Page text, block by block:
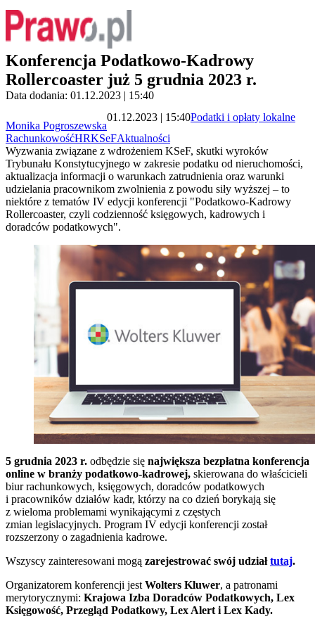
Konferencja Podatkowo-Kadrowy
Rollercoaster już 5 grudnia 2023 r.
Data dodania: 01.12.2023 | 15:40
Monika Pogroszewska
01.12.2023 | 15:40Podatki i opłaty lokalne
RachunkowośćHRKSeFAktualności
Wyzwania związane z wdrożeniem KSeF, skutki wyroków
Trybunału Konstytucyjnego w zakresie podatku od nieruchomości,
aktualizacja informacji o warunkach zatrudnienia oraz warunki
udzielania pracownikom zwolnienia z powodu siły wyższej – to
niektóre z tematów IV edycji konferencji "Podatkowo-Kadrowy
Rollercoaster, czyli codzienność księgowych, kadrowych i
doradców podatkowych".
5 grudnia 2023 r. odbędzie się największa bezpłatna konferencja
online w branży podatkowo-kadrowej, skierowana do właścicieli
biur rachunkowych, księgowych, doradców podatkowych
i pracowników działów kadr, którzy na co dzień borykają się
z wieloma problemami wynikającymi z częstych
zmian legislacyjnych. Program IV edycji konferencji został
rozszerzony o zagadnienia kadrowe.
Wszyscy zainteresowani mogą zarejestrować swój udziałtutaj.
Organizatorem konferencji jest Wolters Kluwer, a patronami
merytorycznymi: Krajowa Izba Doradców Podatkowych, Lex
Księgowość, Przegląd Podatkowy, Lex Alert i Lex Kady.